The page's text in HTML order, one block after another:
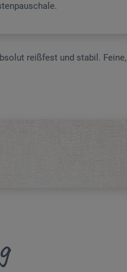
reißfest und stabil.